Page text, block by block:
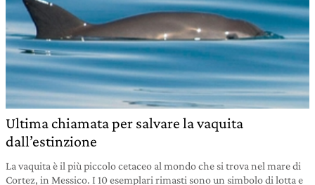
Ultima chiamata per salvare la vaquita
dall’estinzione
La vaquita è il più piccolo cetaceo al mondo che si trova nel mare di
Cortez, in Messico. I 10 esemplari rimasti sono un simbolo di lotta e